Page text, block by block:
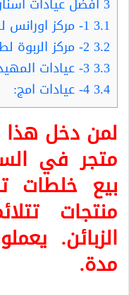
3.1
3.2
3.3
3.4
لمن دخل هذا
متجر في
بيع خلطات
منتجات
الزبائن.
مدة.